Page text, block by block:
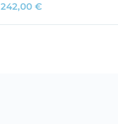
242,00 €